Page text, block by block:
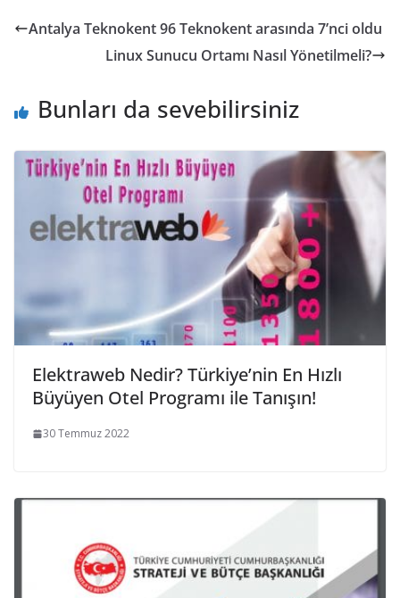
Antalya Teknokent 96 Teknokent arasında 7’nci oldu
Linux Sunucu Ortamı Nasıl Yönetilmeli?
Bunları da sevebilirsiniz
Elektraweb Nedir? Türkiye’nin En Hızlı
Büyüyen Otel Programı ile Tanışın!
30 Temmuz 2022